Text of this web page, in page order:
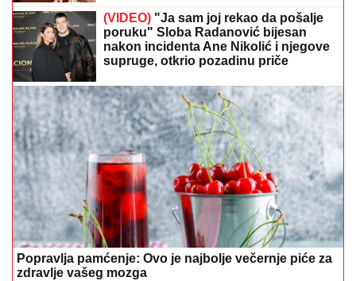
(VIDEO) "Ja sam joj rekao da pošalje
poruku" Sloba Radanović bijesan
nakon incidenta Ane Nikolić i njegove
supruge, otkrio pozadinu priče
Popravlja pamćenje: Ovo je najbolje večernje piće za
zdravlje vašeg mozga